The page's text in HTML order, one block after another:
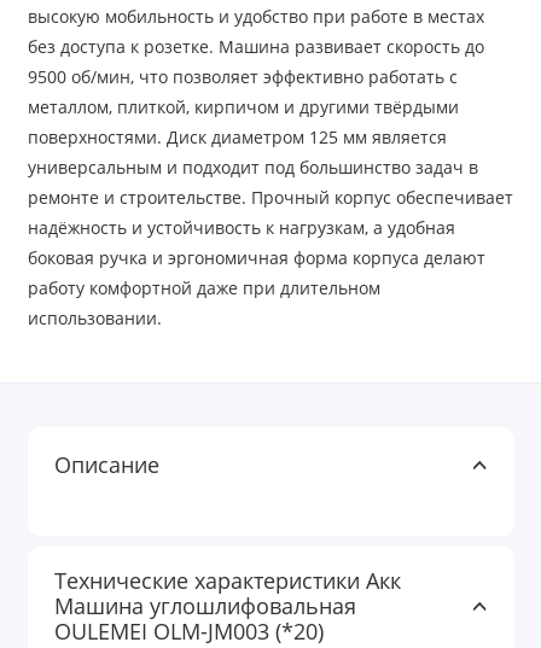
высокую мобильность и удобство при работе в местах
без доступа к розетке. Машина развивает скорость до
9500 об/мин, что позволяет эффективно работать с
металлом, плиткой, кирпичом и другими твёрдыми
поверхностями. Диск диаметром 125 мм является
универсальным и подходит под большинство задач в
ремонте и строительстве. Прочный корпус обеспечивает
надёжность и устойчивость к нагрузкам, а удобная
боковая ручка и эргономичная форма корпуса делают
работу комфортной даже при длительном
использовании.
Описание
Технические характеристики Акк
Машина углошлифовальная
OULEMEI OLM-JM003 (*20)